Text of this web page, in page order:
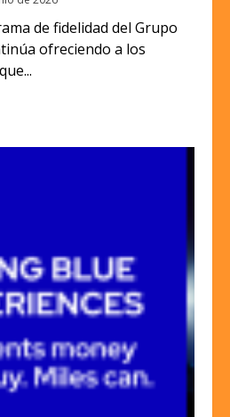
de fidelidad del Grupo
ofreciendo a los